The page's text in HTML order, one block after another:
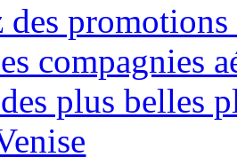
des
compagnies
plus belles